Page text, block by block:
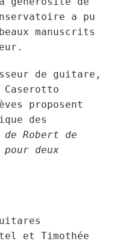
a pu
manuscrits
de guitare,
proposent
des
de Robert de
pour deux
et Timothée